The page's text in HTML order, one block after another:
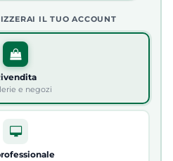
IL TUO ACCOUNT
e negozi